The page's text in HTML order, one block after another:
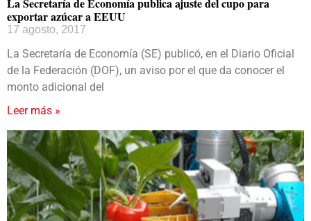
exportar azúcar a EEUU
17 agosto, 2017
La Secretaría de Economía (SE) publicó, en el Diario Oficial
de la Federación (DOF), un aviso por el que da conocer el
monto adicional del
Leer más »